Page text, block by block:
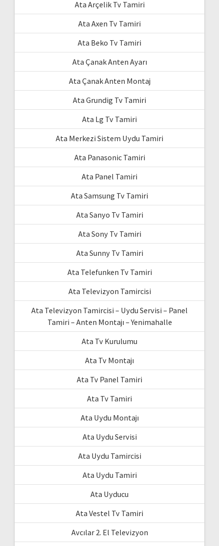
Ata Arçelik Tv Tamiri
Ata Axen Tv Tamiri
Ata Beko Tv Tamiri
Ata Çanak Anten Ayarı
Ata Çanak Anten Montaj
Ata Grundig Tv Tamiri
Ata Lg Tv Tamiri
Ata Merkezi Sistem Uydu Tamiri
Ata Panasonic Tamiri
Ata Panel Tamiri
Ata Samsung Tv Tamiri
Ata Sanyo Tv Tamiri
Ata Sony Tv Tamiri
Ata Sunny Tv Tamiri
Ata Telefunken Tv Tamiri
Ata Televizyon Tamircisi
Ata Televizyon Tamircisi – Uydu Servisi – Panel
Tamiri – Anten Montajı – Yenimahalle
Ata Tv Kurulumu
Ata Tv Montajı
Ata Tv Panel Tamiri
Ata Tv Tamiri
Ata Uydu Montajı
Ata Uydu Servisi
Ata Uydu Tamircisi
Ata Uydu Tamiri
Ata Uyducu
Ata Vestel Tv Tamiri
Avcılar 2. El Televizyon